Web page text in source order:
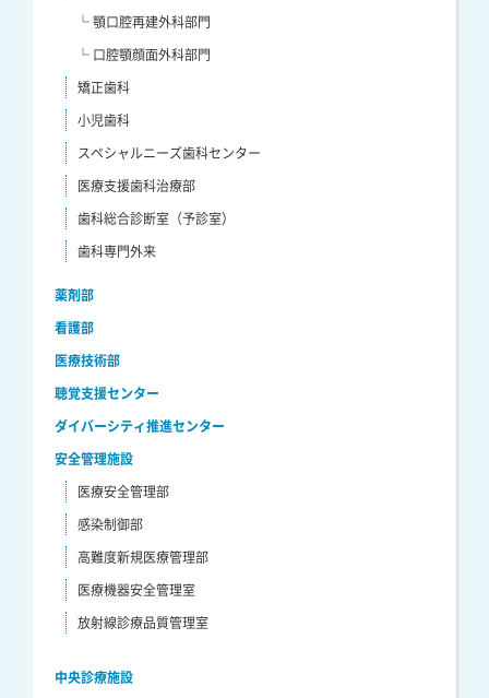
└ 顎口腔再建外科部門
└ 口腔顎顔面外科部門
矯正歯科
小児歯科
スペシャルニーズ歯科センター
医療支援歯科治療部
歯科総合診断室（予診室）
歯科専門外来
薬剤部
看護部
医療技術部
聴覚支援センター
ダイバーシティ推進センター
安全管理施設
医療安全管理部
感染制御部
高難度新規医療管理部
医療機器安全管理室
放射線診療品質管理室
中央診療施設